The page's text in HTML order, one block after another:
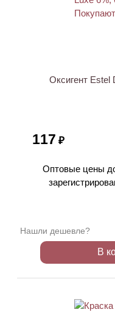
Оксигент Estel
117 ₽
Оптовые цены
Нашли дешевле?
В